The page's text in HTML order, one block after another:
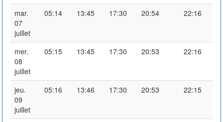
mar.
07
juillet
05:14 13:45 17:30 20:54 22:16
mer.
08
juillet
05:15 13:45 17:30 20:53 22:16
jeu.
09
juillet
05:16 13:46 17:30 20:53 22:15